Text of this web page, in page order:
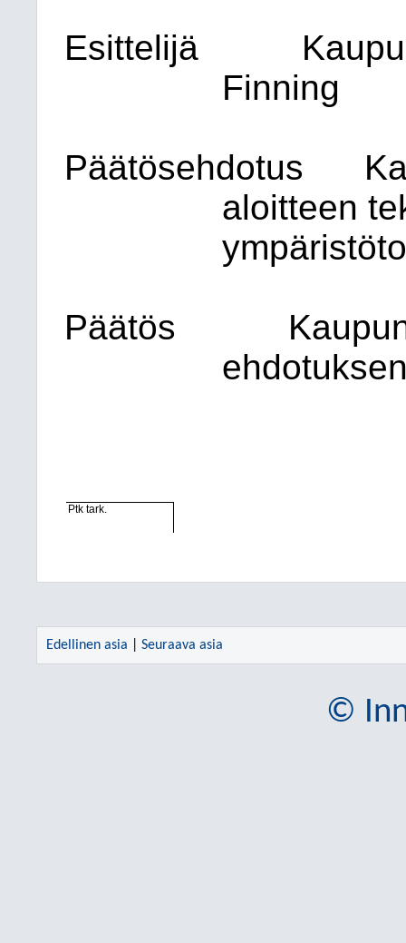
Esittelijä
Finning
Päätösehdotus
aloitteen
Päätös
Ptk tark.
Edellinen asia Seuraava asia
©